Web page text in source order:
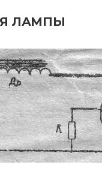
ЛАМПЫ